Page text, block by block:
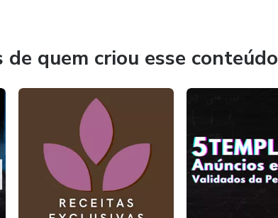
quem criou esse conteúdo